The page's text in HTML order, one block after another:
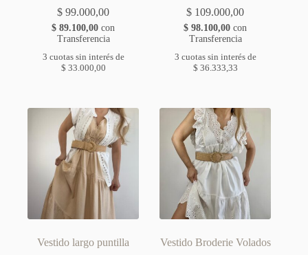
$ 99.000,00
$ 89.100,00 con
Transferencia
3 cuotas sin interés de
$ 33.000,00
$ 109.000,00
$ 98.100,00 con
Transferencia
3 cuotas sin interés de
$ 36.333,33
Vestido largo puntilla
Vestido Broderie Volados